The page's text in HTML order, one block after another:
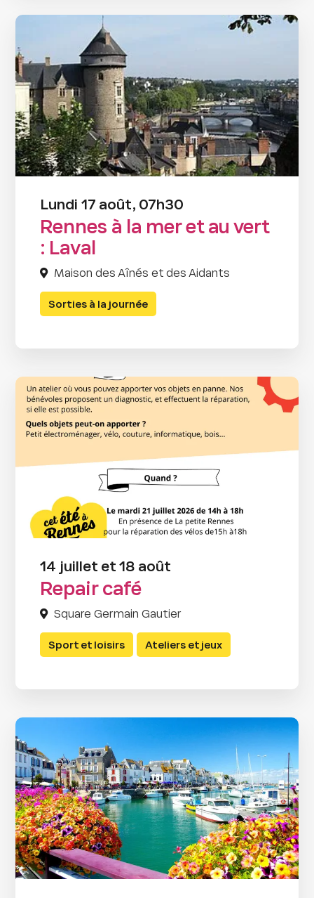
Lundi 17 août, 07h30
Rennes à la mer et au vert
: Laval
Maison des Aînés et des Aidants
Sorties à la journée
14 juillet et 18 août
Repair café
Square Germain Gautier
Sport et loisirs Ateliers et jeux